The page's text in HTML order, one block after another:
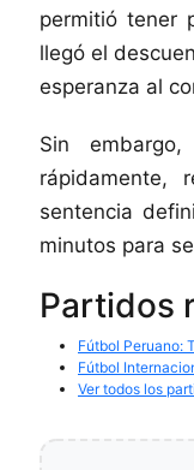
permitió tener
llegó el
esperanza al
Sin
rápidamente,
sentencia
minutos para
Partidos
Fútbol Peruano:
Fútbol
Ver todos los